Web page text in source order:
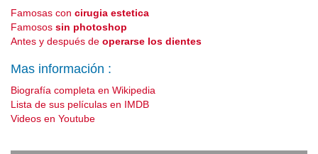
Famosas con cirugia estetica
Famosos sin photoshop
Antes y después de operarse los dientes
Mas información :
Biografía completa en Wikipedia
Lista de sus películas en IMDB
Videos en Youtube